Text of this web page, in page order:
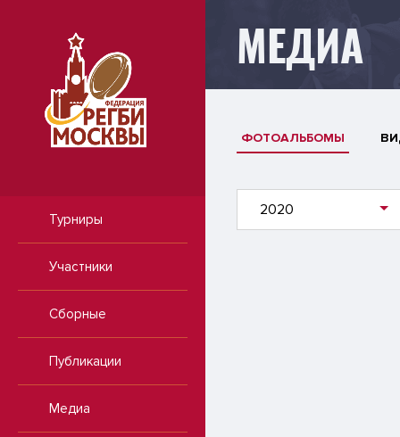
Турниры
Участники
Сборные
Публикации
Медиа
МЕДИА
ФОТОАЛЬБОМЫ
2020